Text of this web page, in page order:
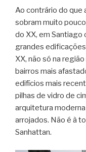
Ao contrário do que
sobram muito
do XX, em Santiago
grandes
XX, não só na
bairros mais
edifícios mais
pilhas de vidro de
arquitetura
arrojados. Não é à
Sanhattan.